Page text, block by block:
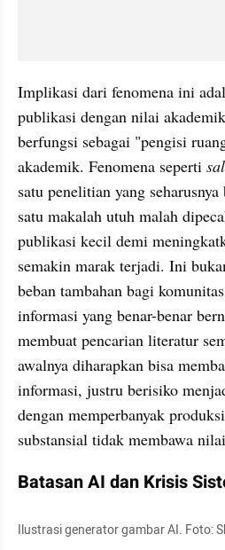
Implikasi dari fenomena ini
publikasi dengan nilai
berfungsi sebagai "pengisi
akademik. Fenomena seperti
satu penelitian yang
satu makalah utuh malah
publikasi kecil demi
semakin marak terjadi. Ini
beban tambahan bagi
informasi yang benar-benar
membuat pencarian literatur
awalnya diharapkan bisa
informasi, justru berisiko
dengan memperbanyak
substansial tidak membawa
Batasan AI dan Krisis
Ilustrasi generator gambar AI. Foto: